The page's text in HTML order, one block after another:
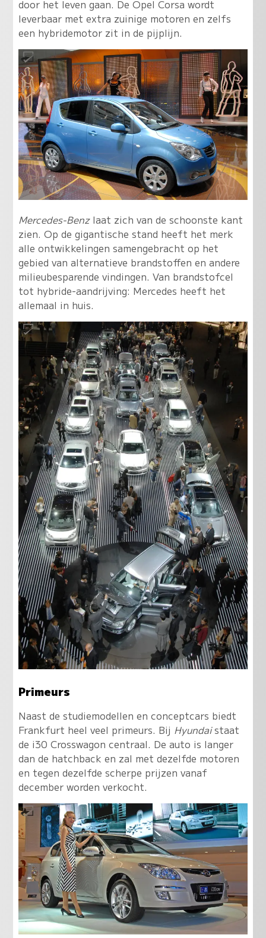
door het leven gaan. De Opel Corsa wordt
leverbaar met extra zuinige motoren en zelfs
een hybridemotor zit in de pijplijn.
Mercedes-Benzlaat zich van de schoonste kant
zien. Op de gigantische stand heeft het merk
alle ontwikkelingen samengebracht op het
gebied van alternatieve brandstoffen en andere
milieubesparende vindingen. Van brandstofcel
tot hybride-aandrijving: Mercedes heeft het
allemaal in huis.
Primeurs
Naast de studiemodellen en conceptcars biedt
Frankfurt heel veel primeurs. Bij Hyundaistaat
de i30 Crosswagon centraal. De auto is langer
dan de hatchback en zal met dezelfde motoren
en tegen dezelfde scherpe prijzen vanaf
december worden verkocht.